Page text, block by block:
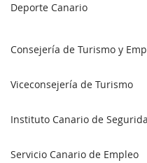
Deporte Canario
Consejería de Turismo y
Viceconsejería de Turismo
Instituto Canario de
Servicio Canario de Empleo